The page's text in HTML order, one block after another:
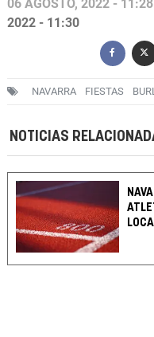
06 AGOSTO, 2022 - 11:28
2022 - 11:30
NAVARRA FIESTAS
NOTICIAS